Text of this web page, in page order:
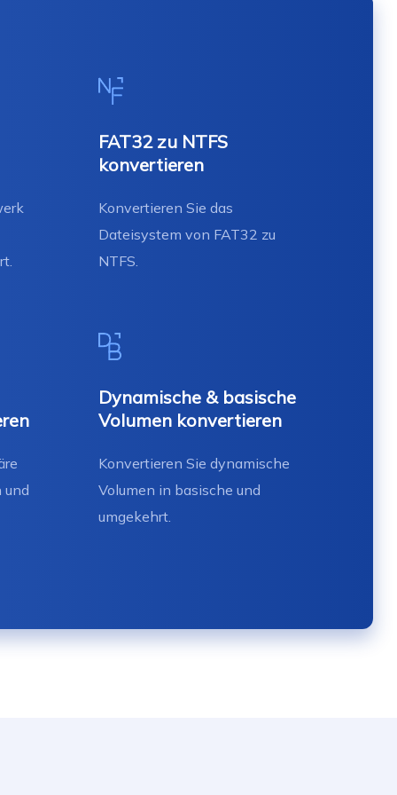
FAT32 zu NTFS
konvertieren
Konvertieren Sie das
Dateisystem von FAT32 zu
NTFS.
und
Dynamische & basische
Volumen konvertieren
Konvertieren Sie dynamische
Volumen in basische und
umgekehrt.